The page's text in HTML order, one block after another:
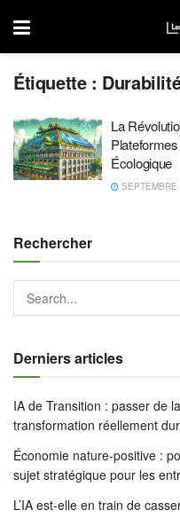
Étiquette :
La
Écologique
Rechercher
Derniers articles
IA de Transition : passer de
transformation réellement
Économie nature-positive :
sujet stratégique pour les
L’IA est-elle en train de